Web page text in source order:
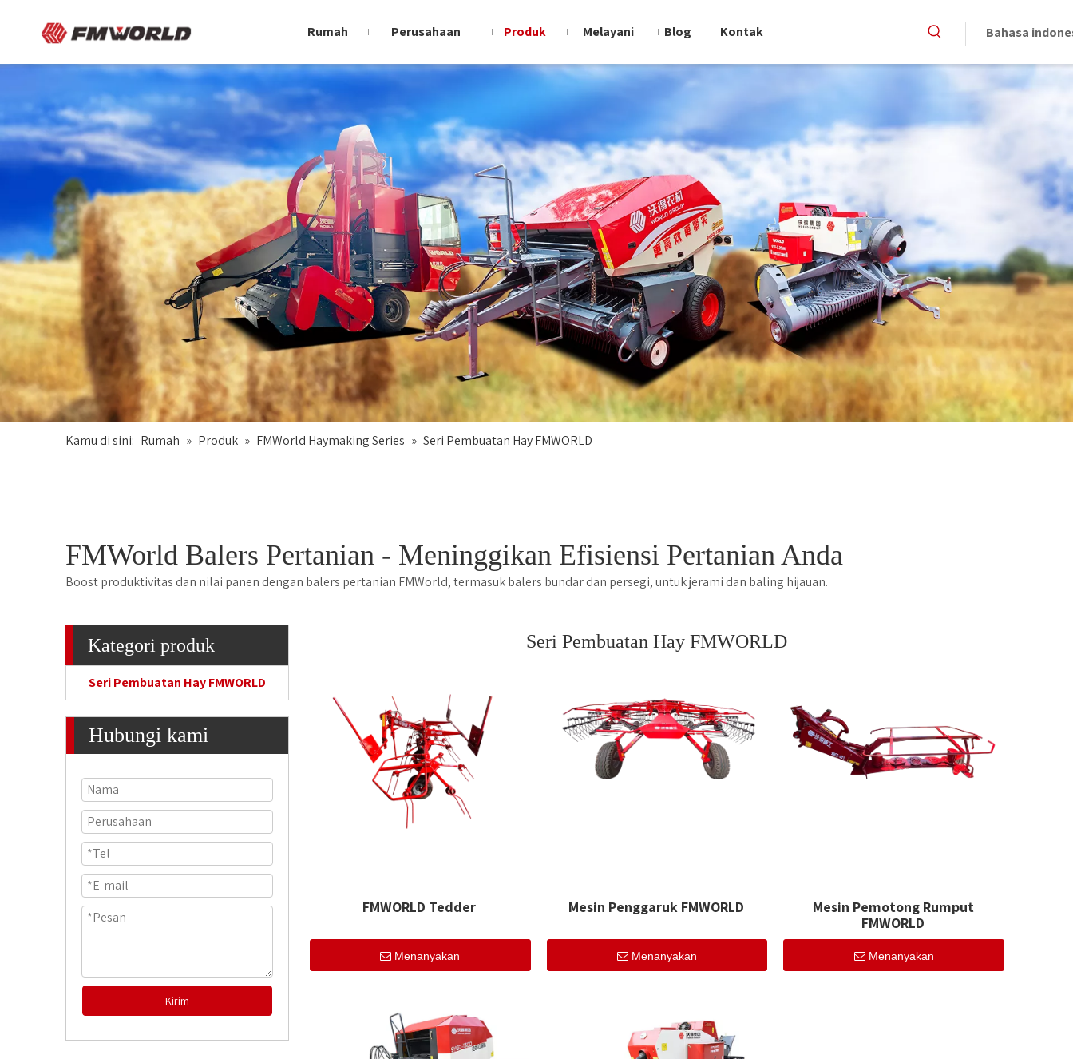
Rumah Perusahaan Produk Melayani Blog Kontak Bahasa
Kamu di sini: Rumah » Produk » FMWorld Haymaking Series » Seri Pembuatan Hay FMWORLD
FMWorld Balers Pertanian - Meninggikan Efisiensi Pertanian Anda
Boost produktivitas dan nilai panen dengan balers pertanian FMWorld, termasuk balers bundar dan persegi, untuk jerami dan baling hijauan.
Kategori produk
Seri Pembuatan Hay FMWORLD
Hubungi kami
Kirim
Seri Pembuatan Hay FMWORLD
FMWORLD Tedder
Menanyakan
Mesin Penggaruk FMWORLD
Menanyakan
Mesin Pemotong Rumput
FMWORLD
Menanyakan